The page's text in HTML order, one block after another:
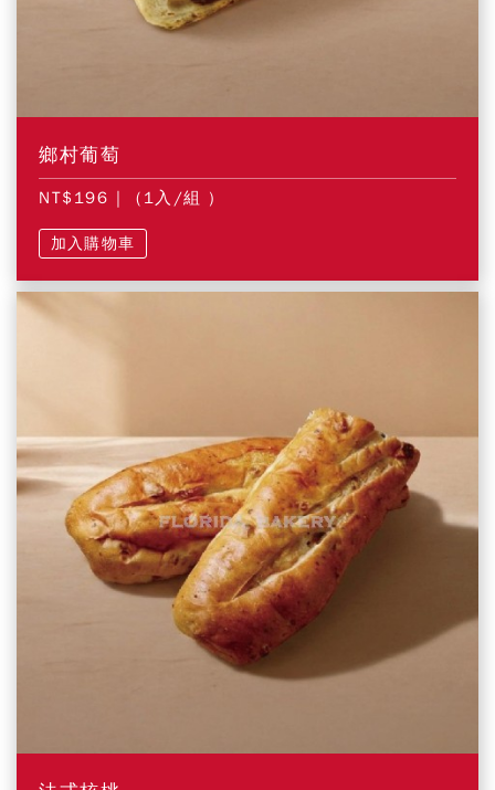
鄉村葡萄
NT$196 | (1入/組 )
加入購物車